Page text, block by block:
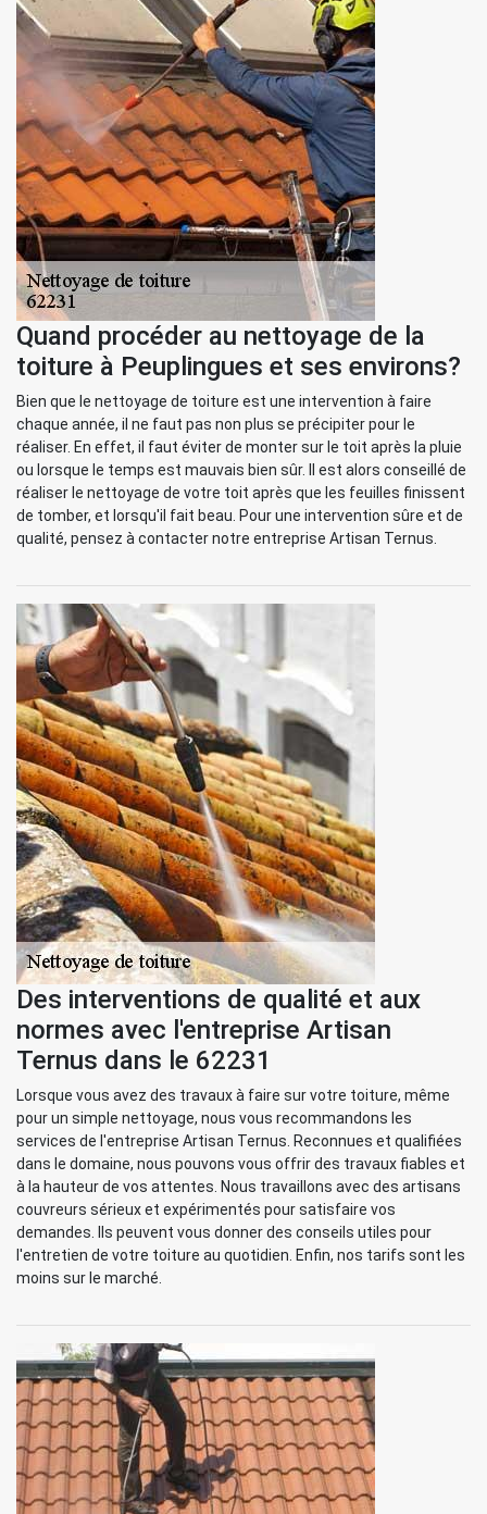
Quand procéder au nettoyage de la
toiture à Peuplingues et ses environs?
Bien que le nettoyage de toiture est une intervention à faire
chaque année, il ne faut pas non plus se précipiter pour le
réaliser. En effet, il faut éviter de monter sur le toit après la pluie
ou lorsque le temps est mauvais bien sûr. Il est alors conseillé de
réaliser le nettoyage de votre toit après que les feuilles finissent
de tomber, et lorsqu'il fait beau. Pour une intervention sûre et de
qualité, pensez à contacter notre entreprise Artisan Ternus.
Des interventions de qualité et aux
normes avec l'entreprise Artisan
Ternus dans le 62231
Lorsque vous avez des travaux à faire sur votre toiture, même
pour un simple nettoyage, nous vous recommandons les
services de l'entreprise Artisan Ternus. Reconnues et qualifiées
dans le domaine, nous pouvons vous offrir des travaux fiables et
à la hauteur de vos attentes. Nous travaillons avec des artisans
couvreurs sérieux et expérimentés pour satisfaire vos
demandes. Ils peuvent vous donner des conseils utiles pour
l'entretien de votre toiture au quotidien. Enfin, nos tarifs sont les
moins sur le marché.